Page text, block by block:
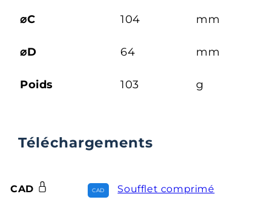
⌀C 104 mm
⌀D 64 mm
Poids 103 g
Téléchargements
CAD Soufflet comprimé